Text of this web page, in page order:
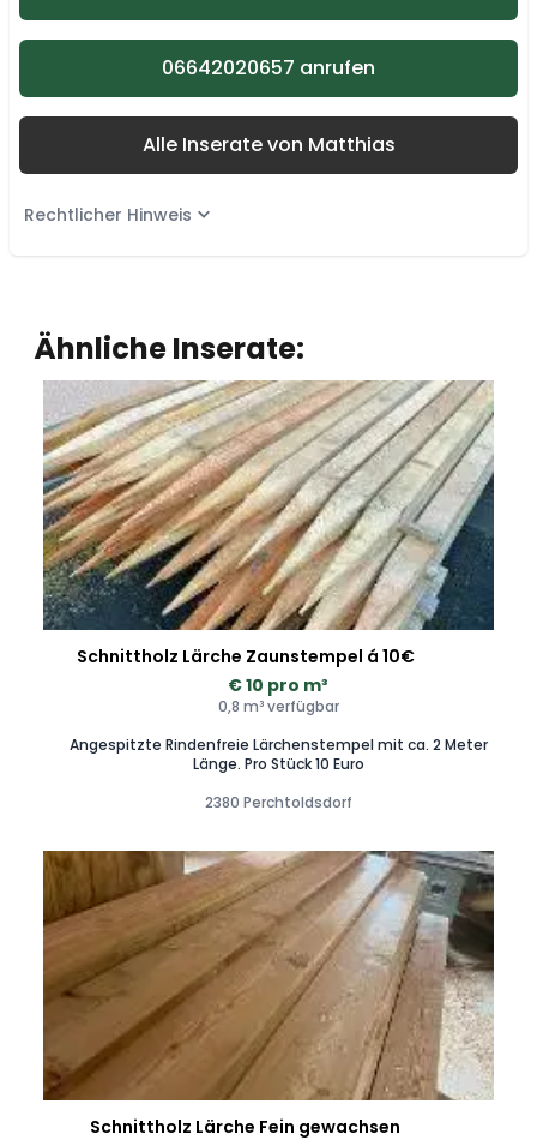
06642020657 anrufen
Alle Inserate von Matthias
Rechtlicher Hinweis
Ähnliche Inserate:
Schnittholz Lärche Zaunstempel á 10€
€ 10 pro m³
0,8 m³ verfügbar
Angespitzte Rindenfreie Lärchenstempel mit ca. 2 Meter
Länge. Pro Stück 10 Euro
2380 Perchtoldsdorf
Schnittholz Lärche Fein gewachsen